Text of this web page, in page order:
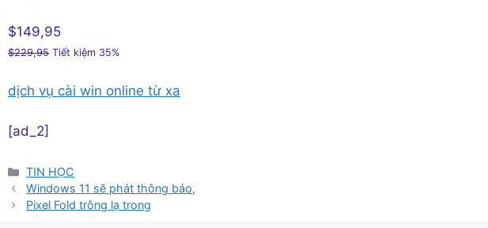
$149,95
$229,95 Tiết kiệm 35%
dịch vụ cài win online từ xa
[ad_2]
Danh
mục
TIN HỌC
Windows 11 sẽ phát thông báo,
Pixel Fold trông lạ trong